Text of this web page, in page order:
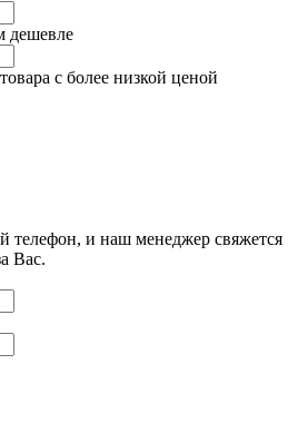
дешевле
с более низкой ценой
телефон, и наш менеджер свяжется
Вас.